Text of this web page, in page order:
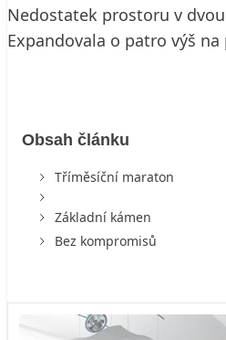
Nedostatek prostoru v
Expandovala o patro výš
Obsah článku
Tříměsíční maraton
Základní kámen
Bez kompromisů